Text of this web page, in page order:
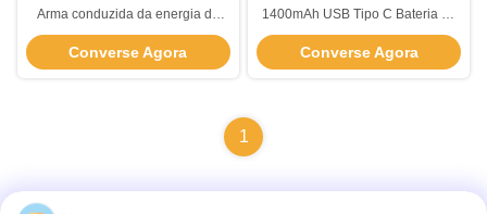
Arma conduzida da energia da
arma de choque da indicação
digital IP57 impermeável dos
cartuchos duplos
Converse Agora
1400mAh USB Tipo C Bateria de
arma de atordoamento
Carregamento rápido e eficiente
Converse Agora
1